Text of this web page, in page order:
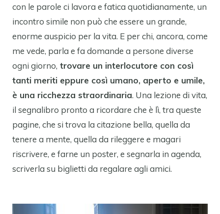
con le parole ci lavora e fatica quotidianamente, un
incontro simile non può che essere un grande,
enorme auspicio per la vita. E per chi, ancora, come
me vede, parla e fa domande a persone diverse
ogni giorno, trovare un interlocutore con così
tanti meriti eppure così umano, aperto e umile,
è una ricchezza straordinaria. Una lezione di vita,
il segnalibro pronto a ricordare che è lì, tra queste
pagine, che si trova la citazione bella, quella da
tenere a mente, quella da rileggere e magari
riscrivere, e farne un poster, e segnarla in agenda,
scriverla su biglietti da regalare agli amici.